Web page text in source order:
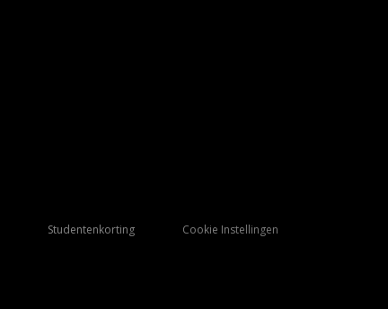
Studentenkorting Cookie Instellingen